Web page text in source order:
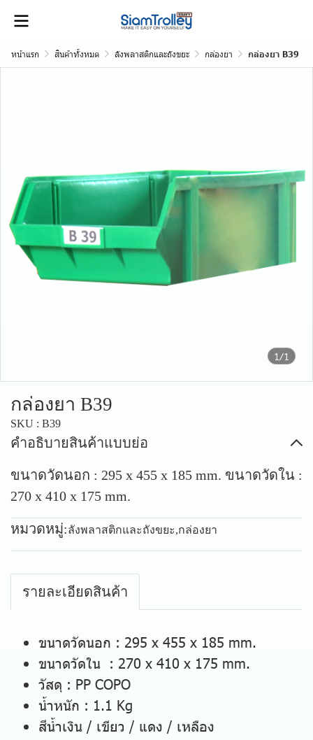
หน้าแรก สินค้าทั้งหมด ลังพลาสติกและถังขยะ กล่องยา กล่องยา B39
1/1
กล่องยา B39
SKU : B39
คำอธิบายสินค้าแบบย่อ
ขนาดวัดนอก : 295 x 455 x 185 mm. ขนาดวัดใน :
270 x 410 x 175 mm.
หมวดหมู่:ลังพลาสติกและถังขยะ,กล่องยา
รายละเอียดสินค้า
ขนาดวัดนอก : 295 x 455 x 185 mm.
ขนาดวัดใน : 270 x 410 x 175 mm.
วัสดุ : PP COPO
น้ำหนัก : 1.1 Kg
สีน้ำเงิน / เขียว / แดง / เหลือง